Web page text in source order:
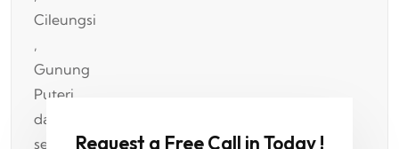
Request a Free Call in Today !